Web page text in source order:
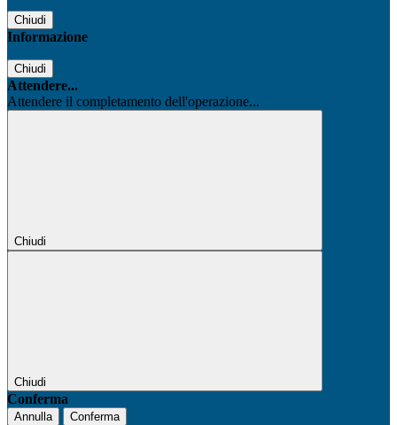
Chiudi
Informazione
Chiudi
Attendere...
Attendere il completamento dell'operazione...
Chiudi
Chiudi
Conferma
Annulla
Conferma